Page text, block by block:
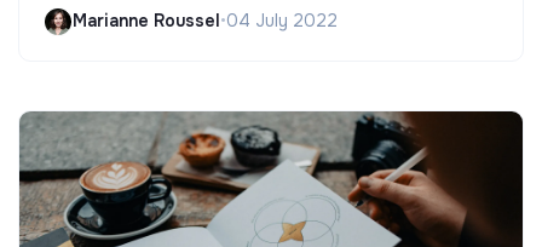
Marianne Roussel•04 July 2022